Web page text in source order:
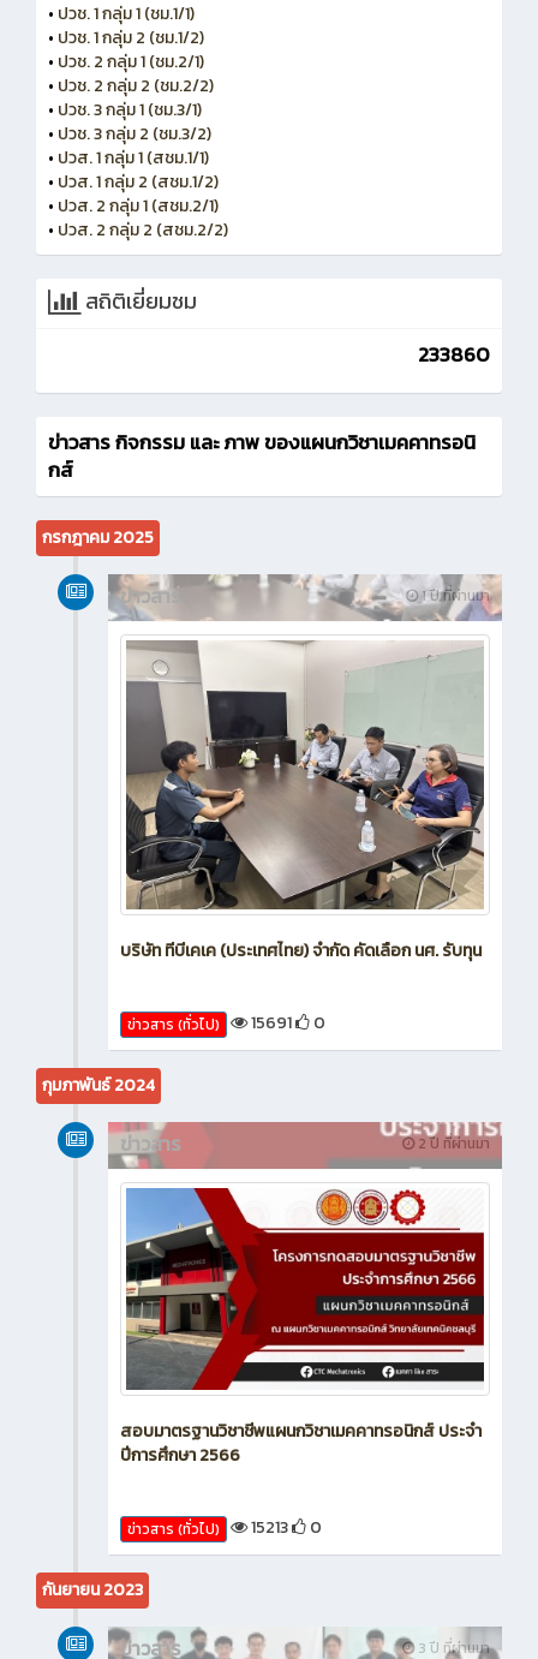
• ปวช. 1 กลุ่ม 1 (ชม.1/1)
• ปวช. 1 กลุ่ม 2 (ชม.1/2)
• ปวช. 2 กลุ่ม 1 (ชม.2/1)
• ปวช. 2 กลุ่ม 2 (ชม.2/2)
• ปวช. 3 กลุ่ม 1 (ชม.3/1)
• ปวช. 3 กลุ่ม 2 (ชม.3/2)
• ปวส. 1 กลุ่ม 1 (สชม.1/1)
• ปวส. 1 กลุ่ม 2 (สชม.1/2)
• ปวส. 2 กลุ่ม 1 (สชม.2/1)
• ปวส. 2 กลุ่ม 2 (สชม.2/2)
สถิติเยี่ยมชม
233860
ข่าวสาร กิจกรรม และ ภาพ ของแผนกวิชาเมคคาทรอนิ
กส์
กรกฎาคม 2025
1 ปี ที่ผ่านมา
ข่าวสาร
บริษัท ทีบีเคเค (ประเทศไทย) จำกัด คัดเลือก นศ. รับทุน
ข่าวสาร (ทั่วไป) 15691 0
กุมภาพันธ์ 2024
2 ปี ที่ผ่านมา
ข่าวสาร
สอบมาตรฐานวิชาชีพแผนกวิชาเมคคาทรอนิกส์ ประจำ
ปีการศึกษา 2566
ข่าวสาร (ทั่วไป) 15213 0
กันยายน 2023
3 ปี ที่ผ่านมา
ข่าวสาร